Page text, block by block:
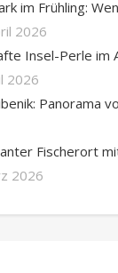
im Frühling:
2026
Insel-Perle im
2026
Panorama
Fischerort
2026